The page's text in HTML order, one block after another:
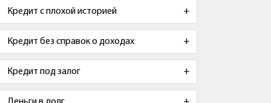
Кредит с плохой историей
Кредит без справок о доходах
Кредит под залог